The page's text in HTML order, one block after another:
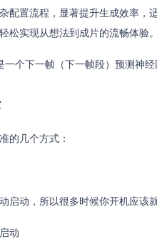
配置流程，显著提升生成效率，
松实现从想法到成片的流畅体验。
个下一帧（下一帧段）预测神经
的几个方式：
启动，所以很多时候你开机应该
动